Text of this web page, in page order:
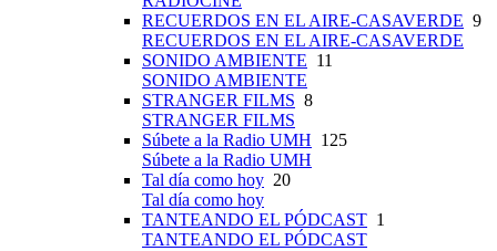
RECUERDOS EN EL AIRE-CASAVERDE 9
RECUERDOS EN EL AIRE-CASAVERDE
SONIDO AMBIENTE 11
SONIDO AMBIENTE
STRANGER FILMS 8
STRANGER FILMS
Súbete a la Radio UMH 125
Súbete a la Radio UMH
Tal día como hoy 20
Tal día como hoy
TANTEANDO EL PÓDCAST 1
TANTEANDO EL PÓDCAST